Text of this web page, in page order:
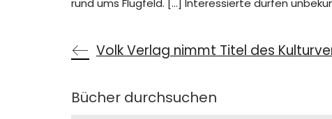
Volk Verlag nimmt Titel des
Bücher durchsuchen